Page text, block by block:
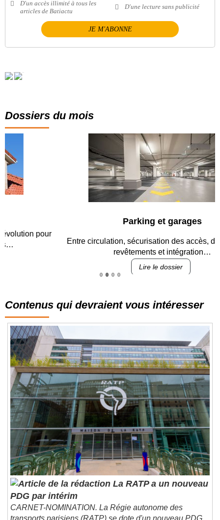
D'un accès illimité à tous les
articles de Batiactu
D'une lecture sans publicité
JE M'ABONNE
Dossiers du mois
Parking et garages
Entre circulation, sécurisation des accès, durabilité des
revêtements et intégration…
Contenus qui devraient vous intéresser
PDG par intérim
CARNET-NOMINATION. La Régie autonome des